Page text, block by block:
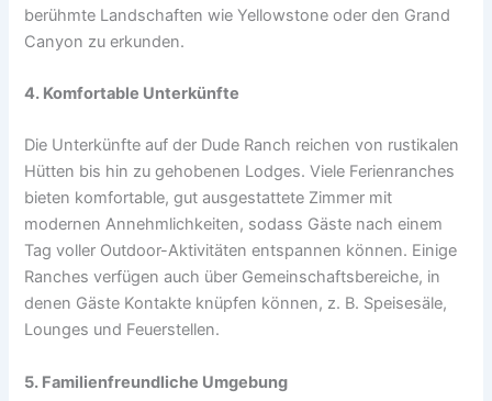
berühmte Landschaften wie Yellowstone oder den Grand
Canyon zu erkunden.
4. Komfortable Unterkünfte
Die Unterkünfte auf der Dude Ranch reichen von rustikalen
Hütten bis hin zu gehobenen Lodges. Viele Ferienranches
bieten komfortable, gut ausgestattete Zimmer mit
modernen Annehmlichkeiten, sodass Gäste nach einem
Tag voller Outdoor-Aktivitäten entspannen können. Einige
Ranches verfügen auch über Gemeinschaftsbereiche, in
denen Gäste Kontakte knüpfen können, z. B. Speisesäle,
Lounges und Feuerstellen.
5. Familienfreundliche Umgebung